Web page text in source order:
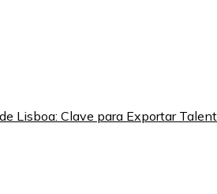
Lisboa: Clave para Exportar